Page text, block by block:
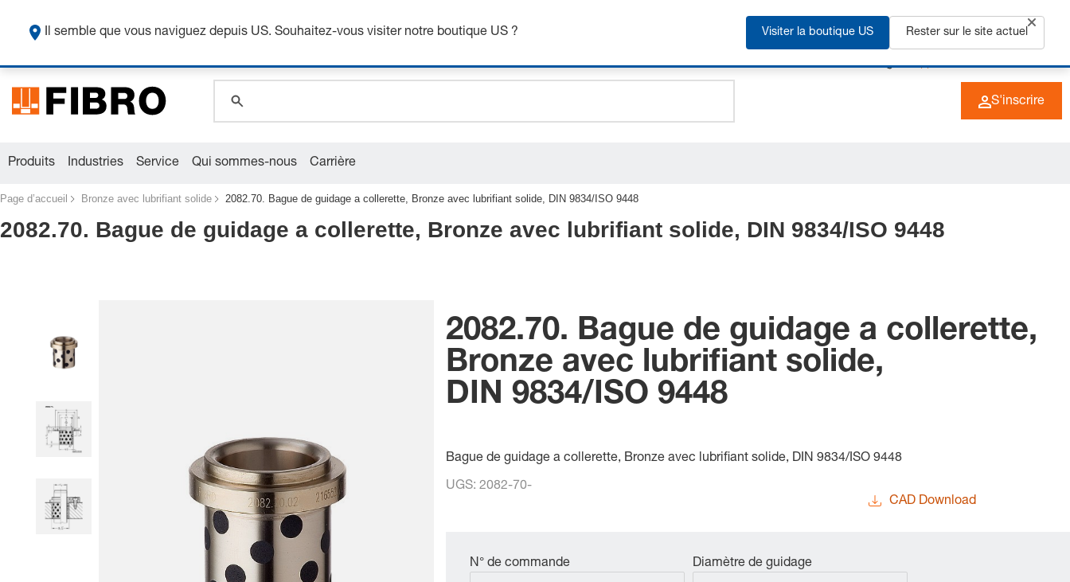
+49 (0) 6266 73-0 FR
S'inscrire
Produits Industries Service Qui sommes-nous Carrière
Page d’accueil Bronze avec lubrifiant solide 2082.70. Bague de guidage a collerette, Bronze avec lubrifiant solide, DIN 9834/ISO 9448
2082.70. Bague de guidage a collerette, Bronze avec lubrifiant solide, DIN 9834/ISO 9448
2082.70. Bague de guidage a collerette,
Bronze avec lubrifiant solide,
DIN 9834/ISO 9448
Bague de guidage a collerette, Bronze avec lubrifiant solide, DIN 9834/ISO 9448
UGS:2082-70-
CAD Download
N° de commande Diamètre de guidage
Il semble que vous naviguez depuis US. Souhaitez-vous visiter notre boutique US ? Visiter la boutique US Rester sur le site actuel